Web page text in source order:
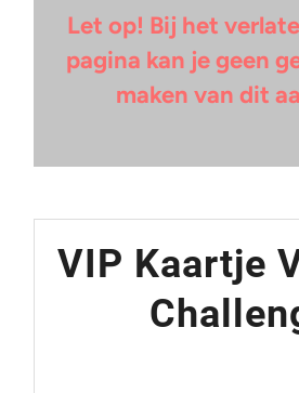
Let op! Bij het
pagina kan je geen
maken van dit
VIP Kaartje